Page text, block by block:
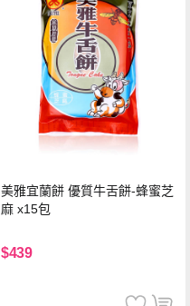
美雅宜蘭餅 優質牛舌餅-蜂蜜芝
麻 x15包
$439